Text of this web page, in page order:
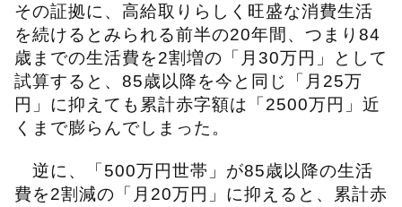
その証拠に、高給取りらしく旺盛な消費生活
を続けるとみられる前半の20年間、つまり84
歳までの生活費を2割増の「月30万円」として
試算すると、85歳以降を今と同じ「月25万
円」に抑えても累計赤字額は「2500万円」近
くまで膨らんでしまった。
逆に、「500万円世帯」が85歳以降の生活
費を2割減の「月20万円」に抑えると、累計赤